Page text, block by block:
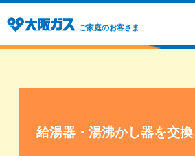
ご家庭のお客さま
給湯器・湯沸かし器を交